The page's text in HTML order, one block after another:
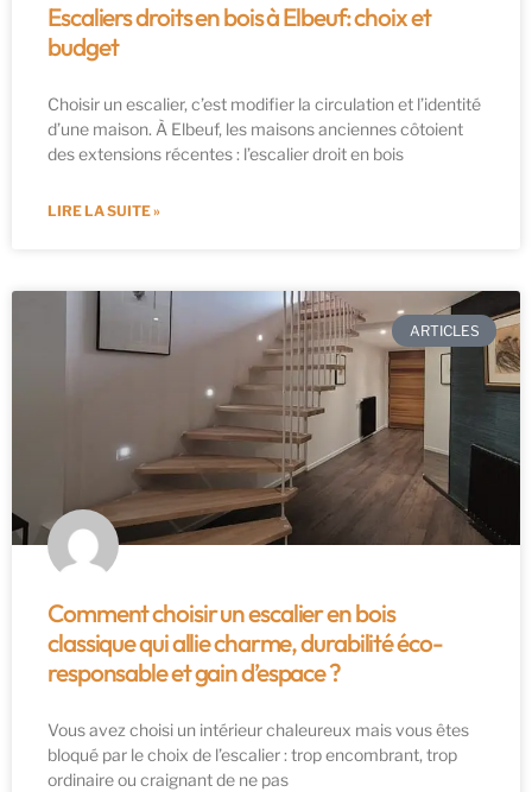
Escaliers droits en bois à Elbeuf: choix et
budget
Choisir un escalier, c’est modifier la circulation et l’identité
d’une maison. À Elbeuf, les maisons anciennes côtoient
des extensions récentes : l’escalier droit en bois
LIRE LA SUITE »
ARTICLES
Comment choisir un escalier en bois
classique qui allie charme, durabilité éco-
responsable et gain d’espace ?
Vous avez choisi un intérieur chaleureux mais vous êtes
bloqué par le choix de l’escalier : trop encombrant, trop
ordinaire ou craignant de ne pas